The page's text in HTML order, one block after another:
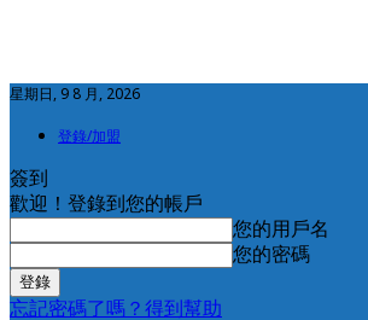
星期日, 9 8 月, 2026
登錄/加盟
簽到
歡迎！登錄到您的帳戶
您的用戶名
您的密碼
忘記密碼了嗎？得到幫助